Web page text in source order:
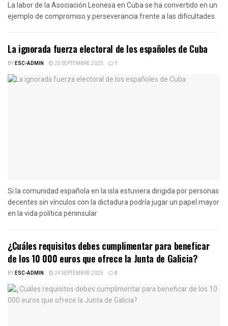
La labor de la Asociación Leonesa en Cuba se ha convertido en un
ejemplo de compromiso y perseverancia frente a las dificultades.
La ignorada fuerza electoral de los españoles de Cuba
BYESC-ADMIN 25 SEPTEMBRE 2025 1
Si la comunidad española en la isla estuviera dirigida por personas
decentes sin vínculos con la dictadura podría jugar un papel mayor
en la vida política peninsular
¿Cuáles requisitos debes cumplimentar para beneficar
de los 10 000 euros que ofrece la Junta de Galicia?
BYESC-ADMIN 24 SEPTEMBRE 2025 0